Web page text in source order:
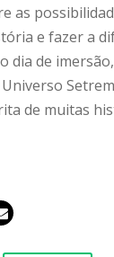
as
e fazer a
dia de
de muitas